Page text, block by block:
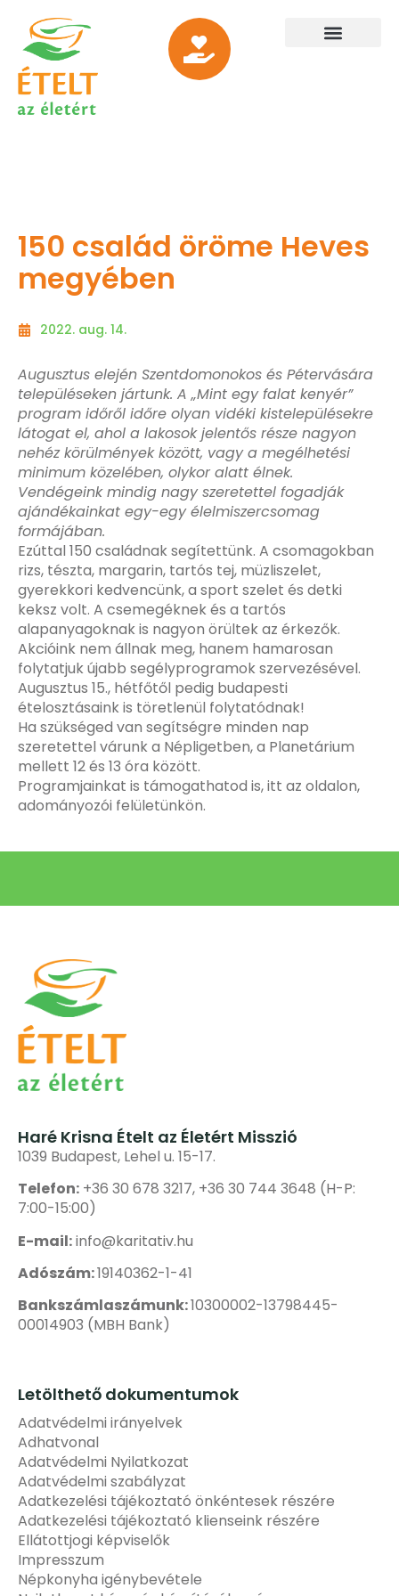
150 család öröme Heves
megyében
2022. aug. 14.
Augusztus elején Szentdomonokos és Pétervására
településeken jártunk. A „Mint egy falat kenyér”
program időről időre olyan vidéki kistelepülésekre
látogat el, ahol a lakosok jelentős része nagyon
nehéz körülmények között, vagy a megélhetési
minimum közelében, olykor alatt élnek.
Vendégeink mindig nagy szeretettel fogadják
ajándékainkat egy-egy élelmiszercsomag
formájában.
Ezúttal 150 családnak segítettünk. A csomagokban
rizs, tészta, margarin, tartós tej, müzliszelet,
gyerekkori kedvencünk, a sport szelet és detki
keksz volt. A csemegéknek és a tartós
alapanyagoknak is nagyon örültek az érkezők.
Akcióink nem állnak meg, hanem hamarosan
folytatjuk újabb segélyprogramok szervezésével.
Augusztus 15., hétfőtől pedig budapesti
ételosztásaink is töretlenül folytatódnak!
Ha szükséged van segítségre minden nap
szeretettel várunk a Népligetben, a Planetárium
mellett 12 és 13 óra között.
Programjainkat is támogathatod is, itt az oldalon,
adományozói felületünkön.
Haré Krisna Ételt az Életért Misszió
1039 Budapest, Lehel u. 15-17.
Telefon: +36 30 678 3217, +36 30 744 3648 (H-P:
7:00-15:00)
E-mail:info@karitativ.hu
Adószám:19140362-1-41
Bankszámlaszámunk:10300002-13798445-
00014903 (MBH Bank)
Letölthető dokumentumok
Adatvédelmi irányelvek
Adhatvonal
Adatvédelmi Nyilatkozat
Adatvédelmi szabályzat
Adatkezelési tájékoztató önkéntesek részére
Adatkezelési tájékoztató klienseink részére
Ellátottjogi képviselők
Impresszum
Népkonyha igénybevétele